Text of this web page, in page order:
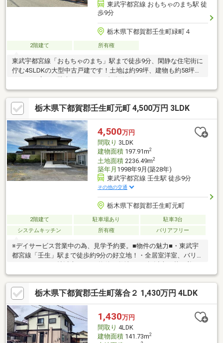
東武宇都宮線 おもちゃのまち駅 徒
歩9分
栃木県下都賀郡壬生町緑町４
2階建て 所有権
東武宇都宮線「おもちゃのまち」駅まで徒歩9分、閑静な住宅街に
佇む4SLDKの大型中古戸建です！土地は約99坪、建物も約58坪と
病院も近く、子育て世帯にもおすすめの住環境です！
栃木県下都賀郡壬生町元町 4,500万円 3LDK
4,500万円
間取り 3LDK
建物面積197.91m2
土地面積2236.49m2
築年月 1998年9月(築28年)
東武宇都宮線 壬生駅 徒歩9分
その他の交通
栃木県下都賀郡壬生町元町
2階建て 駐車場あり
駐車3台
システムキッチン
所有権 バリアフリー
※デイサービス営業中の為、見学予約要。■物件の魅力■・東武宇
都宮線「壬生」駅まで徒歩約9分の好立地！・全居室洋室、バリア
た環境をお求めの方へ、広い畑もあるので家庭菜園やDIY好きにも
良いのどかな環境です♪○充実の周辺環境○・ヤオハン壬生店まで
徒歩約10分(約730ｍ)・ローソン壬生駅東店まで徒歩約8分(約
620m)◆リフォーム・住宅ローン相談実施中◆「リフォームして
から住みたい！」「家を購入したいけどローンは組める？」など
住宅ローンの不安な点や疑問について安心して住宅購入できるよ
う最後までサポートいたします！お気軽にご相談ください♪
栃木県下都賀郡壬生町落合２ 1,430万円 4LDK
1,430万円
間取り 4LDK
建物面積141.73m2